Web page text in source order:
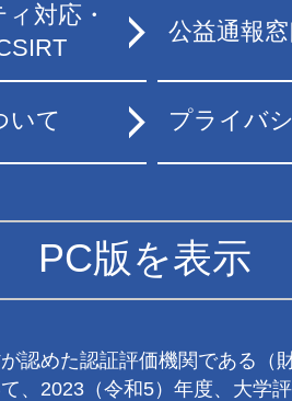
対応・
公益通報
いて プライバ
PC版を表示
認めた認証評価機関である（
、2023（令和5）年度、大学